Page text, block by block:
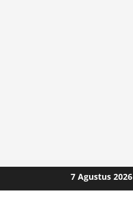
to
7 Agustus 2026